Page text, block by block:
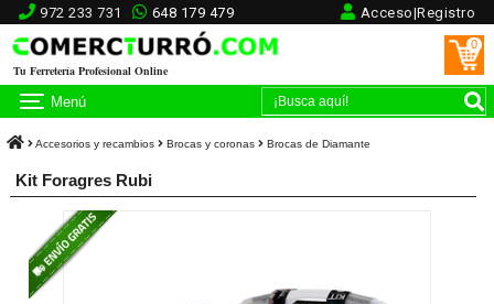
972 233 731 648 179 479 Acceso|Registro
Tu Ferretería Profesional Online
0
Menú
Accesorios y recambios Brocas y coronas Brocas de Diamante
Kit Foragres Rubi